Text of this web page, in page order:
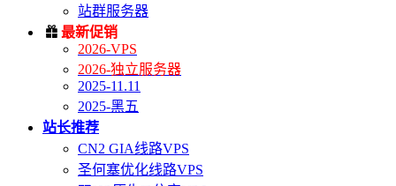
站群服务器
 最新促销
2026-VPS
2026-独立服务器
2025-11.11
2025-黑五
站长推荐
CN2 GIA线路VPS
圣何塞优化线路VPS